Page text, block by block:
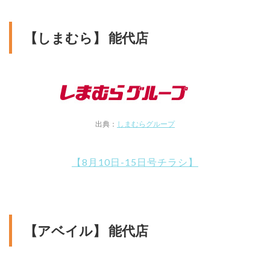
【しまむら】 能代店
出典： しまむらグループ
【8月10日-15日号チラシ】
【アベイル】 能代店